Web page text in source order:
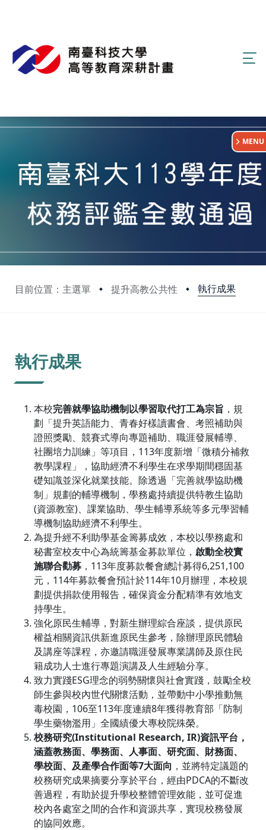
目前位置：主選單 提升高教公共性 執行成果
:::
MENU
執行成果
本校完善就學協助機制以學習取代打工為宗旨 ，規
劃「提升英語能力、青春好樣讀書會、考照補助與
證照獎勵、競賽式導向專題補助、職涯發展輔導、
社團培力訓練」等項目，113年度新增「微積分補救
教學課程」，協助經濟不利學生在求學期間穩固基
礎知識並深化就業技能。除透過「完善就學協助機
制」規劃的輔導機制，學務處持續提供特教生協助
(資源教室)、課業協助、學生輔導系統等多元學習輔
導機制協助經濟不利學生。
為提升經不利助學基金籌募成效，本校以學務處和
秘書室校友中心為統籌基金募款單位， 啟動全校實
施聯合勸募 ，113年度募款餐會總計募得6,251,100
元，114年募款餐會預計於114年10月辦理，本校規
劃提供捐款使用報告，確保資金分配精準有效地支
持學生。
強化原民生輔導，對新生辦理綜合座談，提供原民
權益相關資訊供新進原民生參考，除辦理原民體驗
及講座等課程，亦邀請職涯發展專業講師及原住民
籍成功人士進行專題演講及人生經驗分享。
致力實踐ESG理念的弱勢關懷與社會實踐，鼓勵全校
師生參與校內世代關懷活動，並帶動中小學推動無
毒校園，106至113年度連續8年獲得教育部「防制
學生藥物濫用」全國績優大專校院殊榮。
校務研究(Institutional Research, IR)資訊平台，
涵蓋教務面、學務面、人事面、研究面、財務面、
學校面、及產學合作面等7大面向 ，並將特定議題的
校務研究成果摘要分享於平台，經由PDCA的不斷改
善過程，有助於提升學校整體管理效能，並可促進
校內各處室之間的合作和資源共享，實現校務發展
的協同效應。